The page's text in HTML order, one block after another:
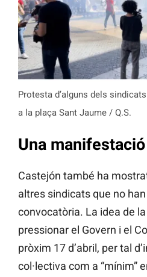
Protesta d’alguns dels
a la plaça Sant Jaume / Q.S.
Una
Castejón també ha
altres sindicats que no
convocatòria. La idea de
pressionar el Govern i el
pròxim 17 d’abril, per tal
col·lectiva com a “mínim”